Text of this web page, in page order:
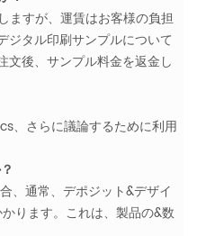
ますが、運賃はお客様の負担
ジタル印刷サンプルについて
文後、サンプル料金を返金し
、さらに議論するために利用
、通常、デポジット&デザイ
ります。これは、製品の&数